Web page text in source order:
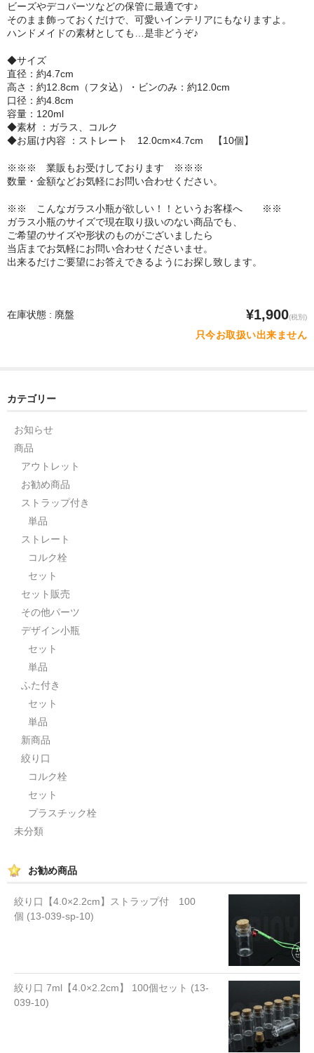
アウトレット
お問い合わせ
ビーズやデコパーツなどの保管に最適です♪
そのまま飾っておくだけで、可愛いインテリアにもなりますよ。
ハンドメイドの素材としても…是非どうぞ♪
◆サイズ
直径：約4.7cm
高さ：約12.8cm（フタ込）・ビンのみ：約12.0cm
口径：約4.8cm
容量：120ml
◆素材 ：ガラス、コルク
◆お届け内容 ：ストレート 12.0cm×4.7cm 【10個】
※※※ 業販もお受けしております ※※※
数量・金額などお気軽にお問い合わせください。
※※ こんなガラス小瓶が欲しい！！というお客様へ ※※
ガラス小瓶のサイズで現在取り扱いのない商品でも、
ご希望のサイズや形状のものがございましたら
当店までお気軽にお問い合わせくださいませ。
出来るだけご要望にお答えできるようにお探し致します。
在庫状態 : 廃盤 ¥1,900(税別)
只今お取扱い出来ません
カテゴリー
お知らせ
商品
アウトレット
お勧め商品
ストラップ付き
単品
ストレート
コルク栓
セット
セット販売
その他パーツ
デザイン小瓶
セット
単品
ふた付き
セット
単品
新商品
絞り口
コルク栓
セット
プラスチック栓
未分類
お勧め商品
絞り口【4.0×2.2cm】ストラップ付 100
個 (13-039-sp-10)
絞り口 7ml【4.0×2.2cm】 100個セット (13-
039-10)